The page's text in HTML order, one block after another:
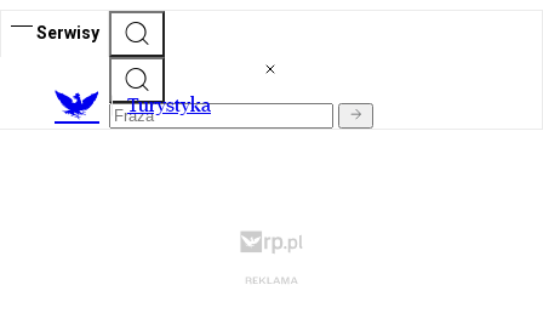
Serwisy
Turystyka